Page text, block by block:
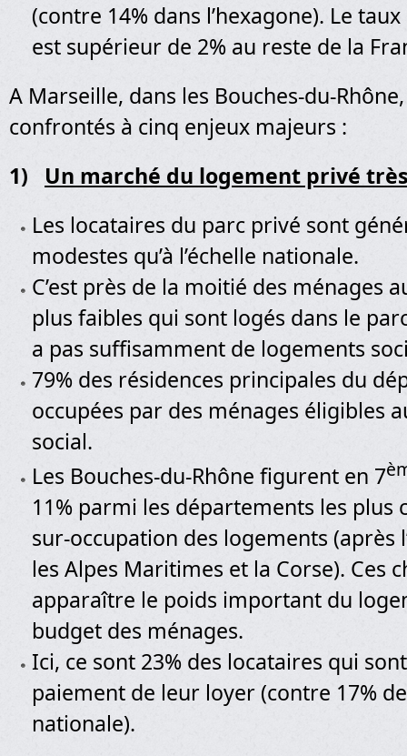
(contre 14% dans l’hexagone). Le
est supérieur de 2% au reste de la
A Marseille, dans les Bouches-du-
confrontés à cinq enjeux majeurs :
1) Un marché du logement privé
Les locataires du parc privé sont
modestes qu’à l’échelle nationale.
C’est près de la moitié des ménages
plus faibles qui sont logés dans le
a pas suffisamment de logements
79% des résidences principales du
occupées par des ménages éligibles
social.
Les Bouches-du-Rhône figurent en 7
11% parmi les départements les plus
sur-occupation des logements (après
les Alpes Maritimes et la Corse). Ces
apparaître le poids important du
budget des ménages.
Ici, ce sont 23% des locataires qui
paiement de leur loyer (contre 17%
nationale).